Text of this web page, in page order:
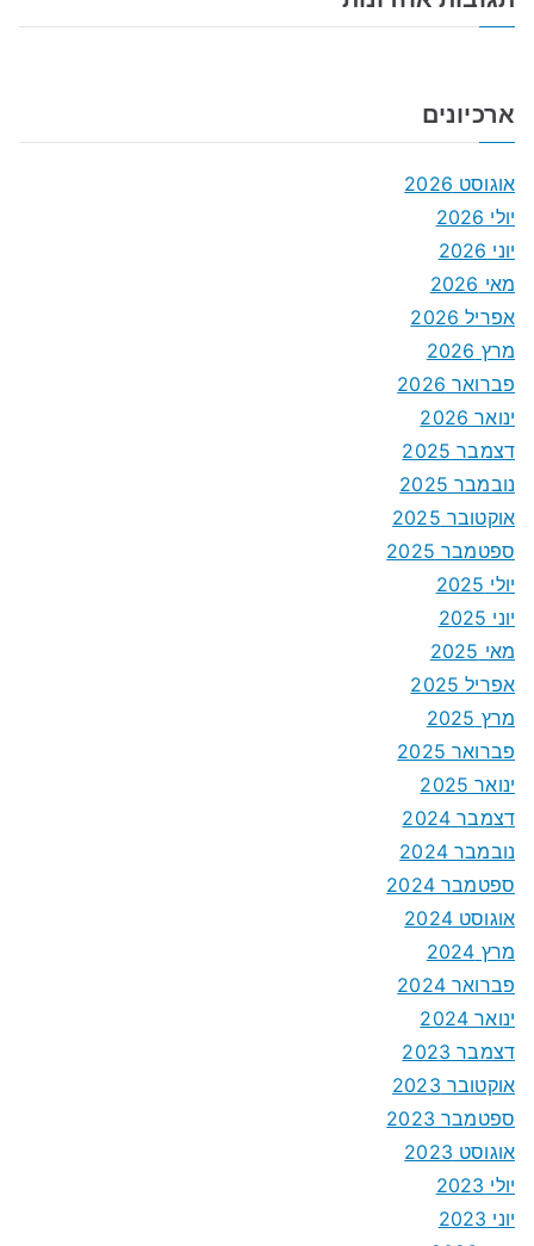
ארכיונים
אוגוסט 2026
יולי 2026
יוני 2026
מאי 2026
אפריל 2026
מרץ 2026
פברואר 2026
ינואר 2026
דצמבר 2025
נובמבר 2025
אוקטובר 2025
ספטמבר 2025
יולי 2025
יוני 2025
מאי 2025
אפריל 2025
מרץ 2025
פברואר 2025
ינואר 2025
דצמבר 2024
נובמבר 2024
ספטמבר 2024
אוגוסט 2024
מרץ 2024
פברואר 2024
ינואר 2024
דצמבר 2023
אוקטובר 2023
ספטמבר 2023
אוגוסט 2023
יולי 2023
יוני 2023